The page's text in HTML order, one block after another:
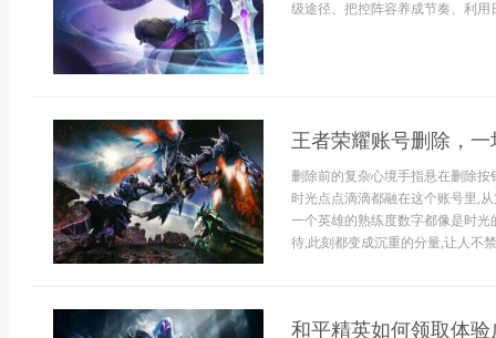
级途径、把控阵容养成节奏、利
王者荣耀账号删除，
删除前的复杂心境手指悬在删除
时光点点滴滴都融在这个账号里,
一个英雄的熟练度数字都像是时
待,此刻都变成沉重的分量,让人不
和平精英如何领取体